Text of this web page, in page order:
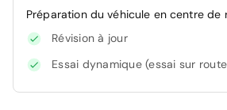
Préparation du véhicule en centre de
Révision à jour
Essai dynamique (essai sur